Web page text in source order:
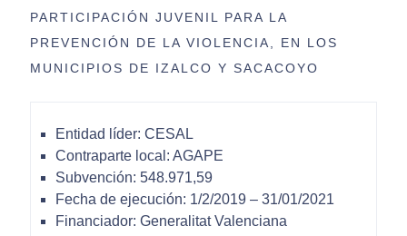
PARTICIPACIÓN JUVENIL PARA LA
PREVENCIÓN DE LA VIOLENCIA, EN LOS
MUNICIPIOS DE IZALCO Y SACACOYO
Entidad líder: CESAL
Contraparte local: AGAPE
Subvención: 548.971,59
Fecha de ejecución: 1/2/2019 – 31/01/2021
Financiador: Generalitat Valenciana